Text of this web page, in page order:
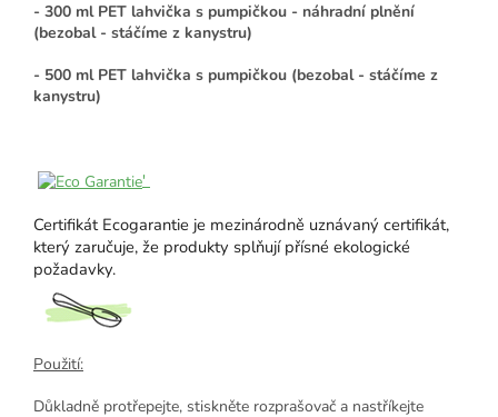
- 300 ml PET lahvička s pumpičkou - náhradní plnění
(bezobal - stáčíme z kanystru)
- 500 ml PET lahvička s pumpičkou (bezobal - stáčíme z
kanystru)
'
Certifikát Ecogarantie je mezinárodně uznávaný certifikát,
který zaručuje, že produkty splňují přísné ekologické
požadavky.
Použití:
Důkladně protřepejte, stiskněte rozprašovač a nastříkejte